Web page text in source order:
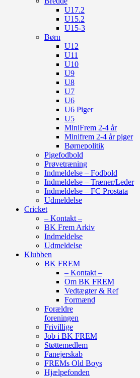
U17.2
U15.2
U15-3
Børn
U12
U11
U10
U9
U8
U7
U6
U6 Piger
U5
MiniFrem 2-4 år
Minifrem 2-4 år piger
Børnepolitik
Pigefodbold
Prøvetræning
Indmeldelse – Fodbold
Indmeldelse – Træner/Leder
Indmeldelse – FC Prostata
Udmeldelse
Cricket
– Kontakt –
BK Frem Arkiv
Indmeldelse
Udmeldelse
Klubben
BK FREM
– Kontakt –
Om BK FREM
Vedtægter & Ref
Formænd
Forældre
foreningen
Frivillige
Job i BK FREM
Støttemedlem
Fanejerskab
FREMs Old Boys
Hjælpefonden